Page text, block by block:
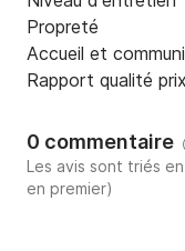
Propreté
Accueil et
Rapport qualité prix
0 commentaire
Les avis sont triés
en premier)